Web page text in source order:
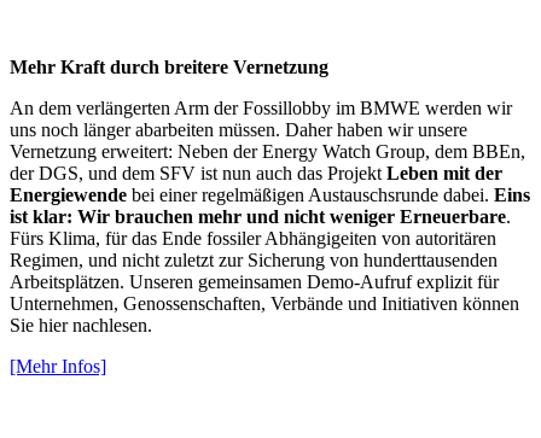
Mehr Kraft durch breitere Vernetzung
An dem verlängerten Arm der Fossillobby im BMWE werden wir
uns noch länger abarbeiten müssen. Daher haben wir unsere
Vernetzung erweitert: Neben der Energy Watch Group, dem BBEn,
der DGS, und dem SFV ist nun auch das Projekt Leben mit der
Energiewende bei einer regelmäßigen Austauschsrunde dabei. Eins
ist klar: Wir brauchen mehr und nicht weniger Erneuerbare.
Fürs Klima, für das Ende fossiler Abhängigeiten von autoritären
Regimen, und nicht zuletzt zur Sicherung von hunderttausenden
Arbeitsplätzen. Unseren gemeinsamen Demo-Aufruf explizit für
Unternehmen, Genossenschaften, Verbände und Initiativen können
Sie hier nachlesen.
[Mehr Infos]